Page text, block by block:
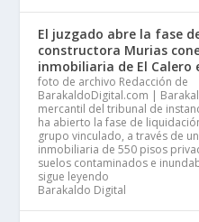
El juzgado abre la fase
constructora Murias
inmobiliaria de El Calero
foto de archivo Redacción de
BarakaldoDigital.com |
mercantil del tribunal de
ha abierto la fase de
grupo vinculado, a través de
inmobiliaria de 550 pisos
suelos contaminados e
sigue leyendo
Barakaldo Digital